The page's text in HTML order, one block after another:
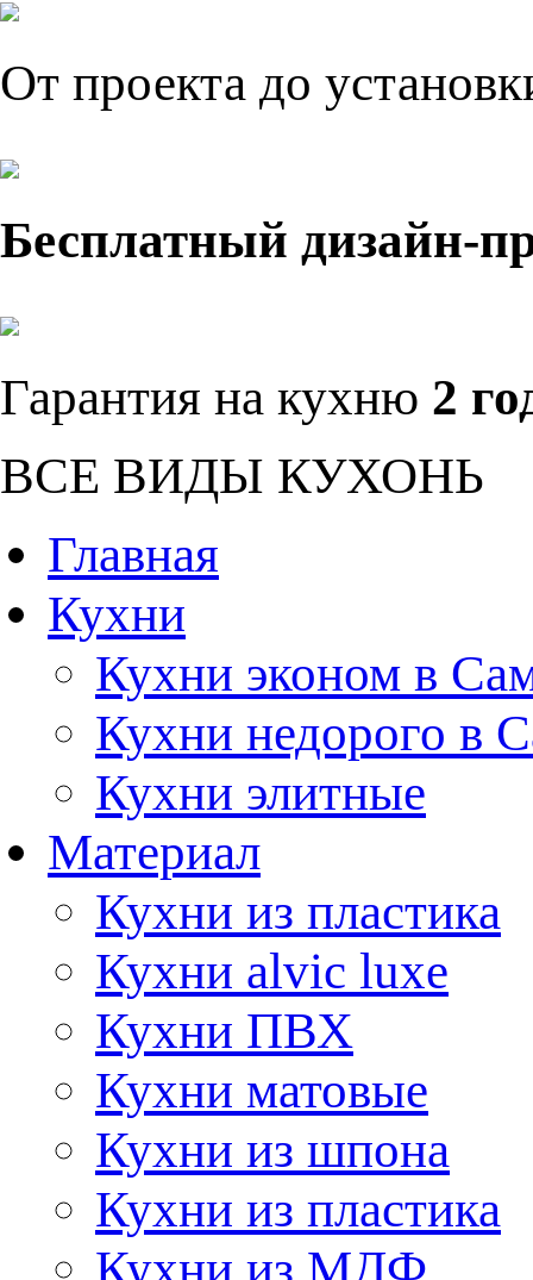
От проекта до
Бесплатный дизайн-
Гарантия на кухню 2
ВСЕ ВИДЫ КУХОНЬ
Главная
Кухни
Кухни эконом в
Кухни недорого в
Кухни элитные
Материал
Кухни из пластика
Кухни alvic luxe
Кухни ПВХ
Кухни матовые
Кухни из шпона
Кухни из пластика
Кухни из МДФ